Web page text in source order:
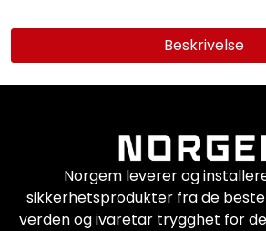
Beskrivelse
Norgem leverer og
sikkerhetsprodukter fra de
verden og ivaretar trygghet for